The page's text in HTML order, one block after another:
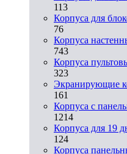
113
Корпуса для
76
Корпуса
743
Корпуса
323
Экранирующие
161
Корпуса с
1214
Корпуса для 19
124
Корпуса